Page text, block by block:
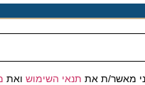
ת אתתנאי השימושואת